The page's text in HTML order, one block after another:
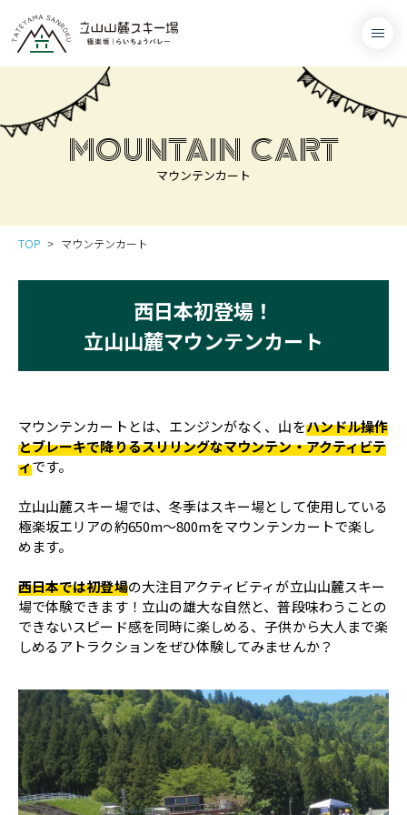
MOUNTAIN CART
マウンテンカート
TOP マウンテンカート
西日本初登場！
立山山麓マウンテンカート
マウンテンカートとは、エンジンがなく、山をハンドル操作
とブレーキで降りるスリリングなマウンテン・アクティビテ
ィです。
立山山麓スキー場では、冬季はスキー場として使用している
極楽坂エリアの約650m～800mをマウンテンカートで楽し
めます。
西日本では初登場の大注目アクティビティが立山山麓スキー
場で体験できます！立山の雄大な自然と、普段味わうことの
できないスピード感を同時に楽しめる、子供から大人まで楽
しめるアトラクションをぜひ体験してみませんか？